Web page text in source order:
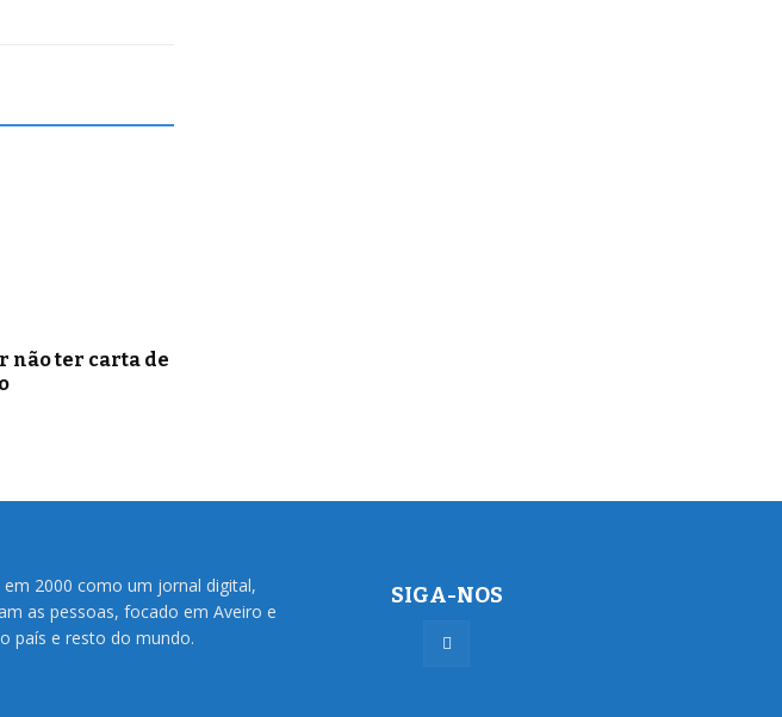
não ter carta de
2000 como um jornal digital,
as pessoas, focado em Aveiro e
país e resto do mundo.
SIGA-NOS